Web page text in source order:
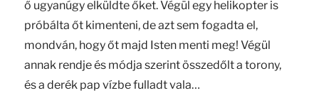
ő ugyanúgy elküldte őket. Végül egy helikopter is
próbálta őt kimenteni, de azt sem fogadta el,
mondván, hogy őt majd Isten menti meg! Végül
annak rendje és módja szerint összedőlt a torony,
és a derék pap vízbe fulladt vala…